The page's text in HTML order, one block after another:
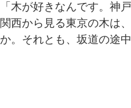
「木が好きなんです。神
関西から見る東京の木は
か。それとも、坂道の途